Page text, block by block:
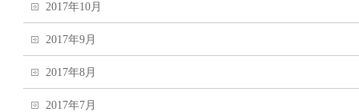
2017年10月
2017年9月
2017年8月
2017年7月